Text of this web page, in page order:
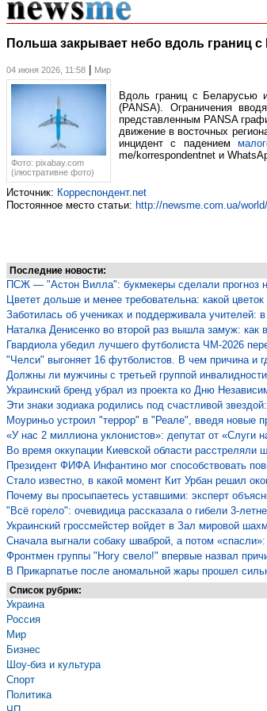
Польша закрывает небо вдоль границ
04 июня 2026, 11:58 Мир
Фото: pixabay.com
(ілюстративне фото)
Вдоль границ с Беларусью
(PANSA). Ограничения
представленным PANSA
движение в восточных
инцидент с падением
me/korrespondentnet и
Источник: Корреспондент.net
Постоянное место статьи: http://newsme.com.ua/
Последние новости:
ПСЖ — "Астон Вилла": букмекеры сделали прогноз
Цветет дольше и менее требовательна: какой цветок
Заботилась об учениках и поддерживала учителей:
Наталка Денисенко во второй раз вышла замуж:
Гвардиола убедил лучшего футболиста ЧМ-2026
"Челси" выгоняет 16 футболистов. В чем причина и
Должны ли мужчины с третьей группой
Украинский бренд убрал из проекта ко Дню
Эти знаки зодиака родились под счастливой
Моуриньо устроил "террор" в "Реале", введя новые
«У нас 2 миллиона уклонистов»: депутат от
Во время оккупации Киевской области
Президент ФИФА Инфантино мог способствовать
Стало известно, в какой момент Кит Урбан решил
Почему вы просыпаетесь уставшими: эксперт
"Всё горело": очевидица рассказала о гибели 3-
Украинский гроссмейстер войдет в Зал мировой
Сначала выгнали собаку шваброй, а потом
Фронтмен группы "Ногу свело!" впервые назвал
В Прикарпатье после аномальной жары прошел
Список рубрик:
Украина
Россия
Мир
Бизнес
Шоу-биз и культура
Спорт
Политика